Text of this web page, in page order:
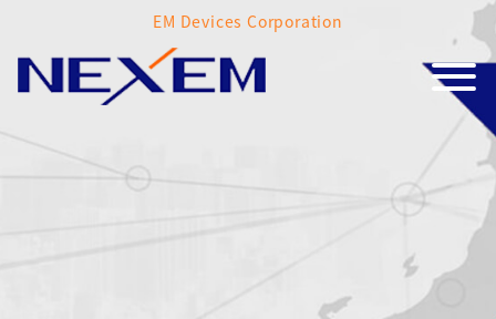
EM Devices Corporation